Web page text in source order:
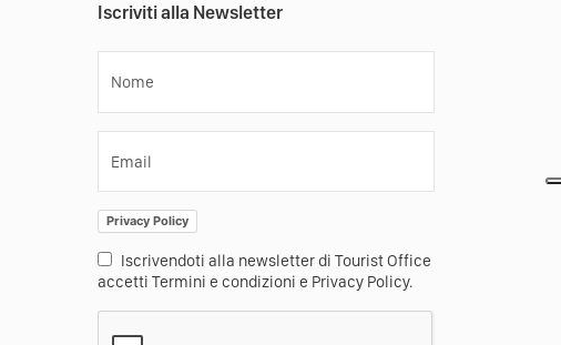
Iscriviti alla Newsletter
Nome
Email
Privacy Policy
Iscrivendoti alla newsletter di Tourist Office
accetti Termini e condizioni e Privacy Policy.